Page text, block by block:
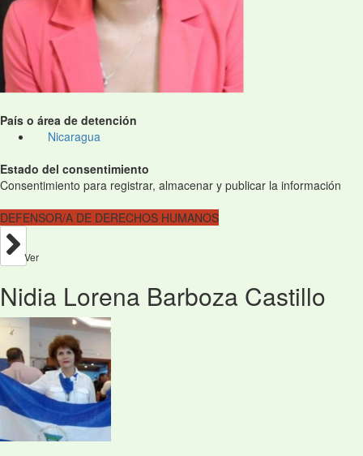
País o área de detención
Nicaragua
Estado del consentimiento
Consentimiento para registrar, almacenar y publicar la información
DEFENSOR/A DE DERECHOS HUMANOS
Ver
Nidia Lorena Barboza Castillo